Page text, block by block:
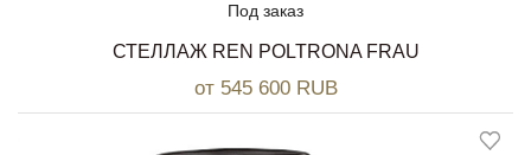
Под заказ
СТЕЛЛАЖ REN POLTRONA FRAU
от 545 600 RUB